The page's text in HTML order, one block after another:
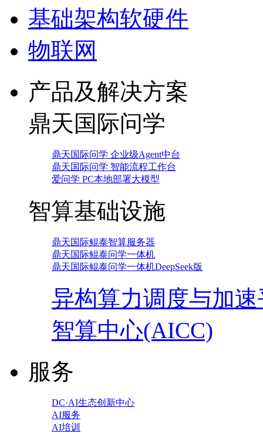
基础架构软硬件
物联网
产品及解决方案
鼎天国际问学
鼎天国际问学 企业级Agent中台
鼎天国际问学 智能流程工作台
爱问学 PC本地部署大模型
智算基础设施
鼎天国际鲲泰智算服务器
鼎天国际鲲泰问学一体机
鼎天国际鲲泰问学一体机DeepSeek版
异构算力调度与加
智算中心(AICC)
服务
DC·AI生态创新中心
AI服务
AI培训